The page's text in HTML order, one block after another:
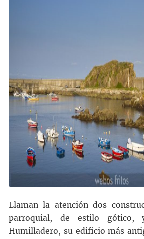
Llaman la atención dos
parroquial, de estilo
Humilladero, su edificio más